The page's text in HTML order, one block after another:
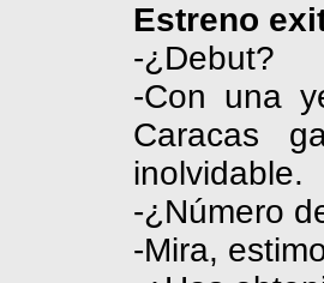
Estreno
-¿Debut?
-Con una
Caracas
inolvidable.
-¿Número
-Mira,